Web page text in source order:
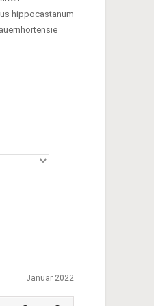
hippocastanum
Januar 2022